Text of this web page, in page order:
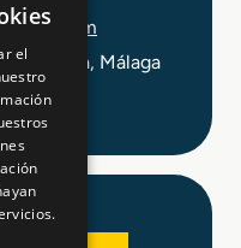
2ª Planta, Málaga
el